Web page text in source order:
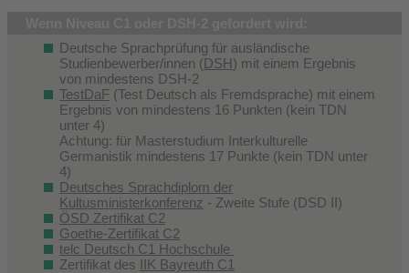
Deutsche Sprachprüfung für ausländische
Studienbewerber/innen (DSH) mit einem Ergebnis
von mindestens DSH-2
TestDaF (Test Deutsch als Fremdsprache) mit einem
Ergebnis von mindestens 16 Punkten (kein TDN
unter 4)
Achtung: für Masterstudium Interkulturelle
Germanistik mindestens 17 Punkte (kein TDN unter
4)
Deutsches Sprachdiplom der
Kultusministerkonferenz - Zweite Stufe (DSD II)
ÖSD Zertifikat C2
Goethe-Zertifikat C2
telc Deutsch C1 Hochschule
Zertifikat des IIK Bayreuth C1